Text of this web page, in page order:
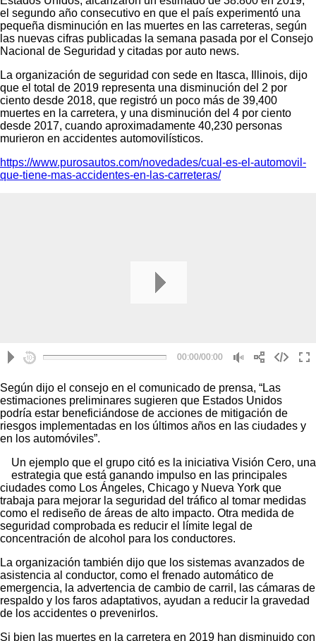
el segundo año consecutivo en que el país experimentó una
pequeña disminución en las muertes en las carreteras, según
las nuevas cifras publicadas la semana pasada por el Consejo
Nacional de Seguridad y citadas por auto news.
La organización de seguridad con sede en Itasca, Illinois, dijo
que el total de 2019 representa una disminución del 2 por
ciento desde 2018, que registró un poco más de 39,400
muertes en la carretera, y una disminución del 4 por ciento
desde 2017, cuando aproximadamente 40,230 personas
murieron en accidentes automovilísticos.
https://www.purosautos.com/novedades/cual-es-el-automovil-
que-tiene-mas-accidentes-en-las-carreteras/
Según dijo el consejo en el comunicado de prensa, “Las
estimaciones preliminares sugieren que Estados Unidos
podría estar beneficiándose de acciones de mitigación de
riesgos implementadas en los últimos años en las ciudades y
en los automóviles”.
Un ejemplo que el grupo citó es la iniciativa Visión Cero, una
estrategia que está ganando impulso en las principales
ciudades como Los Ángeles, Chicago y Nueva York que
trabaja para mejorar la seguridad del tráfico al tomar medidas
como el rediseño de áreas de alto impacto. Otra medida de
seguridad comprobada es reducir el límite legal de
concentración de alcohol para los conductores.
La organización también dijo que los sistemas avanzados de
asistencia al conductor, como el frenado automático de
emergencia, la advertencia de cambio de carril, las cámaras de
respaldo y los faros adaptativos, ayudan a reducir la gravedad
de los accidentes o prevenirlos.
Si bien las muertes en la carretera en 2019 han disminuido con